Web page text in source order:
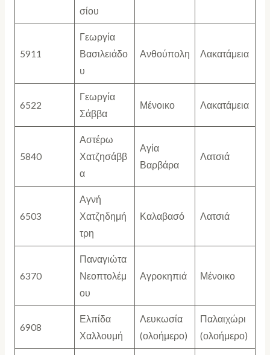
σίου
5911
Γεωργία
Βασιλειάδο
υ
Ανθούπολη Λακατάμεια
6522
Γεωργία
Σάββα
Μένοικο Λακατάμεια
5840
Αστέρω
Χατζησάββ
α
Αγία
Βαρβάρα
Λατσιά
6503
Αγνή
Χατζηδημή
τρη
Καλαβασό Λατσιά
6370
Παναγιώτα
Νεοπτολέμ
ου
Αγροκηπιά Μένοικο
6908
Ελπίδα
Χαλλουμή
Λευκωσία
(ολοήμερο)
Παλαιχώρι
(ολοήμερο)